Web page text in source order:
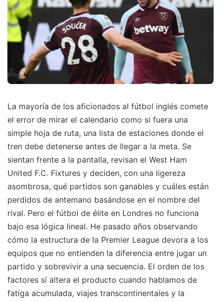
La mayoría de los aficionados al fútbol inglés comete
el error de mirar el calendario como si fuera una
simple hoja de ruta, una lista de estaciones donde el
tren debe detenerse antes de llegar a la meta. Se
sientan frente a la pantalla, revisan el West Ham
United F.C. Fixtures y deciden, con una ligereza
asombrosa, qué partidos son ganables y cuáles están
perdidos de antemano basándose en el nombre del
rival. Pero el fútbol de élite en Londres no funciona
bajo esa lógica lineal. He pasado años observando
cómo la estructura de la Premier League devora a los
equipos que no entienden la diferencia entre jugar un
partido y sobrevivir a una secuencia. El orden de los
factores sí altera el producto cuando hablamos de
fatiga acumulada, viajes transcontinentales y la